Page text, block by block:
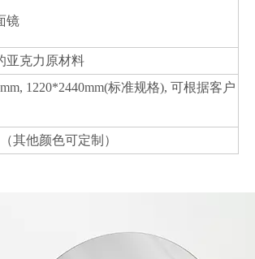
镜
亚克力原材料
1220*2440mm(标准规格), 可根据客户
其他颜色可定制）